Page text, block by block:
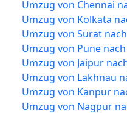
Umzug von Chennai
Umzug von Kolkata
Umzug von Surat
Umzug von Pune
Umzug von Jaipur
Umzug von Lakhnau
Umzug von Kanpur
Umzug von Nagpur